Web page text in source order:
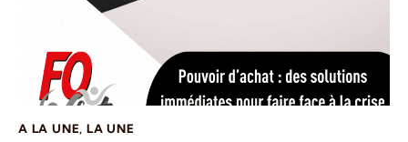
A LA UNE,LA UNE